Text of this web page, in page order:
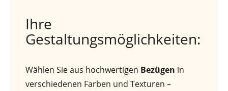
Ihre
Gestaltungsmöglichkeiten:
Wählen Sie aus hochwertigen Bezügen in
verschiedenen Farben und Texturen –